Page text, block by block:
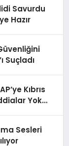
Savurdu
Hazır
Suçladı
Kıbrıs
Yok
Sesleri